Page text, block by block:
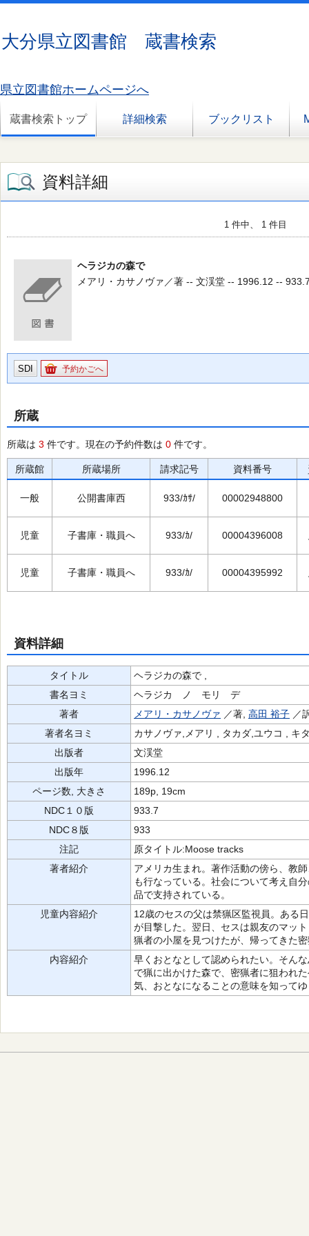
大分県立図書館 蔵書検索
県立図書館ホームページへ
蔵書検索トップ 詳細検索 ブックリスト
資料詳細
1 件中、 1 件目
ヘラジカの森で
メアリ・カサノヴァ／著 -- 文渓堂 -- 1996.12 --
SDI 予約かごへ
所蔵
所蔵は 3 件です。現在の予約件数は 0 件です。
所蔵館 所蔵場所 請求記号 資料番号
一般 公開書庫西 933/ｶｻ/ 00002948800
児童 子書庫・職員へ 933/ｶ/ 00004396008
児童 子書庫・職員へ 933/ｶ/ 00004395992
資料詳細
タイトル
ヘラジカの森で ,
書名ヨミ
ヘラジカ ノ モリ デ
著者
メアリ・カサノヴァ ／著, 高田 裕子 ／
著者名ヨミ
カサノヴァ,メアリ , タカダ,ユウコ , キ
出版者
文渓堂
出版年
1996.12
ページ数, 大きさ
189p, 19cm
NDC１０版
933.7
NDC８版
933
注記
原タイトル:Moose tracks
著者紹介
アメリカ生まれ。著作活動の傍ら、教
も行なっている。社会について考え自
品で支持されている。
児童内容紹介
12歳のセスの父は禁猟区監視員。ある
が目撃した。翌日、セスは親友のマッ
猟者の小屋を見つけたが、帰ってきた
内容紹介
早くおとなとして認められたい。そん
で猟に出かけた森で、密猟者に狙われ
気、おとなになることの意味を知って